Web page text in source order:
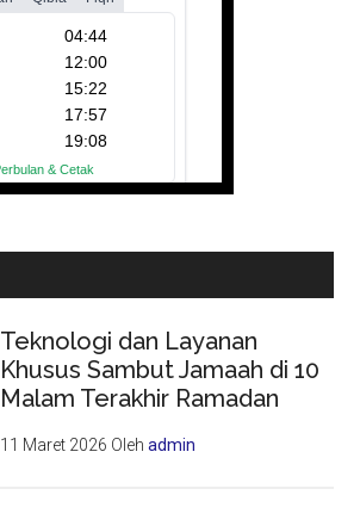
Teknologi dan Layanan
Khusus Sambut Jamaah di 10
Malam Terakhir Ramadan
11 Maret 2026 Olehadmin